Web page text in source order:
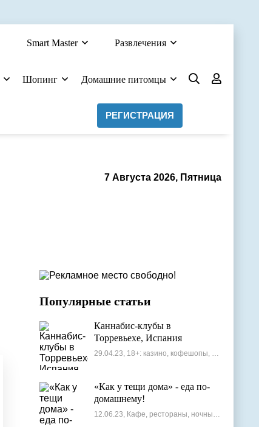
Smart Master Развлечения
Шопинг Домашние питомцы
РЕГИСТРАЦИЯ
7 Августа 2026, Пятница
Популярные статьи
Каннабис-клубы в
Торревьехе, Испания
29.04.23, 18+: казино, кофешопы, стрип-бары
«Как у тещи дома» - еда по-
домашнему!
12.06.23, Кафе, рестораны, ночные клубы